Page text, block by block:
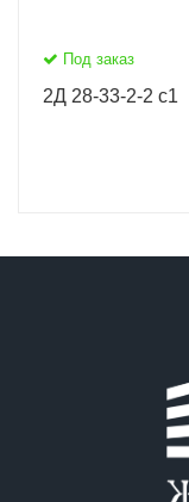
Под заказ
2Д 28-33-2-2 с1